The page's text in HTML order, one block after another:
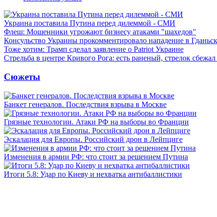
Украина поставила Путина перед дилеммой - СМИ
Флеш: Мошенники угрожают бизнесу атаками "шахедов"
Консульство Украины прокомментировало нападение в
Тоже хотим: Трамп сделал заявление о Patriot Украине
Стрельба в центре Кривого Рога: есть раненый, стрелок
Сюжеты
Банкет генералов. Последствия взрыва в Москве
Грязные технологии. Атаки РФ на выборы во Франции
Эскалация для Европы. Российский дрон в Лейпциге
Изменения в армии РФ: что стоит за решением Путина
Итоги 5.8: Удар по Киеву и нехватка антибаллистики